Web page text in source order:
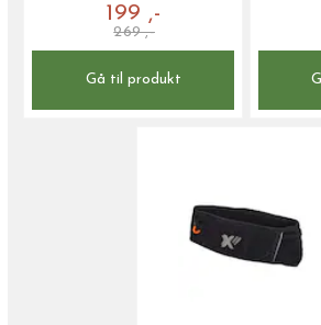
199 ,-
269 ,-
Gå til produkt